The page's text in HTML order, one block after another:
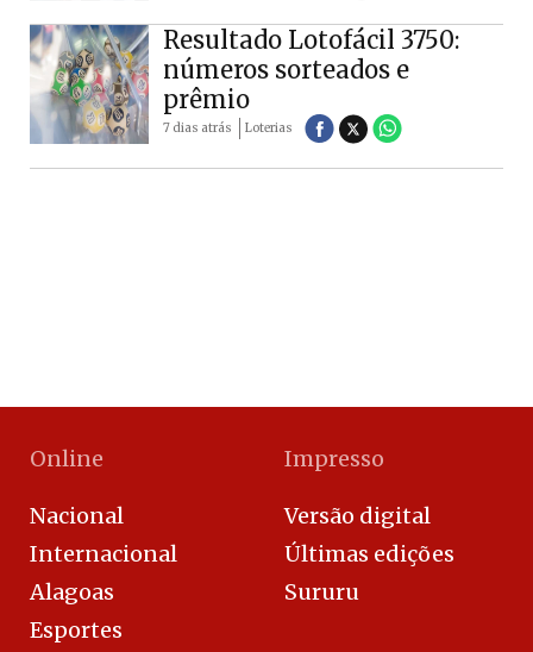
Resultado Lotofácil 3750:
números sorteados e
prêmio
7 dias atrás Loterias
Online
Nacional
Internacional
Alagoas
Esportes
Impresso
Versão digital
Últimas edições
Sururu